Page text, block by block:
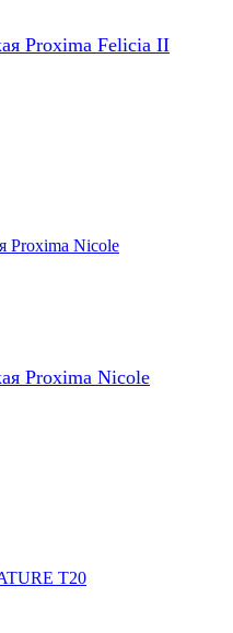
Proxima Felicia II
Proxima Nicole